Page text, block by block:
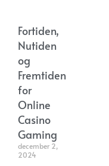
Fortiden,
Nutiden
og
Fremtiden
for
Online
Casino
Gaming
december 2,
2024